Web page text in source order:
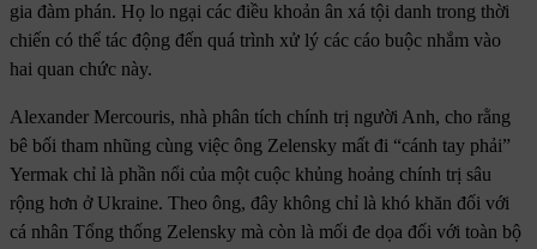
gia đàm phán. Họ lo ngại các điều khoản ân xá tội danh trong thời
chiến có thể tác động đến quá trình xử lý các cáo buộc nhắm vào
hai quan chức này.
Alexander Mercouris, nhà phân tích chính trị người Anh, cho rằng
bê bối tham nhũng cùng việc ông Zelensky mất đi “cánh tay phải”
Yermak chỉ là phần nổi của một cuộc khủng hoảng chính trị sâu
rộng hơn ở Ukraine. Theo ông, đây không chỉ là khó khăn đối với
cá nhân Tổng thống Zelensky mà còn là mối đe dọa đối với toàn bộ